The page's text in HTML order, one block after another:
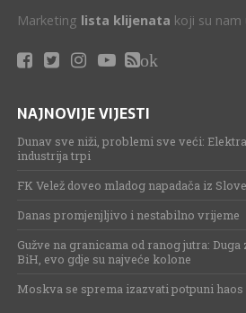
Marketing lista klijenata koji su nam
ok
NAJNOVIJE VIJESTI
Dunav sve niži, problemi sve veći:
industrija trpi
FK Velež doveo mladog napadača iz
Danas promjenjljivo i nestabilno vrijeme
Gužve na granicama od ranog jutra:
BiH, evo gdje su najveće kolone
Moskva se sprema izazvati potpuni haos